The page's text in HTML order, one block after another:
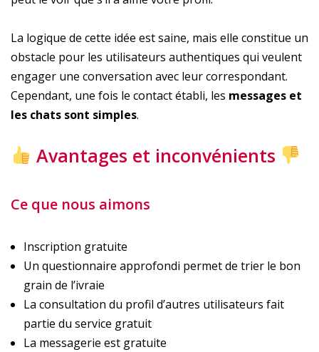
La logique de cette idée est saine, mais elle constitue un
obstacle pour les utilisateurs authentiques qui veulent
engager une conversation avec leur correspondant.
Cependant, une fois le contact établi, les messages et
les chats sont simples.
Avantages et inconvénients
Ce que nous aimons
Inscription gratuite
Un questionnaire approfondi permet de trier le bon
grain de l’ivraie
La consultation du profil d’autres utilisateurs fait
partie du service gratuit
La messagerie est gratuite